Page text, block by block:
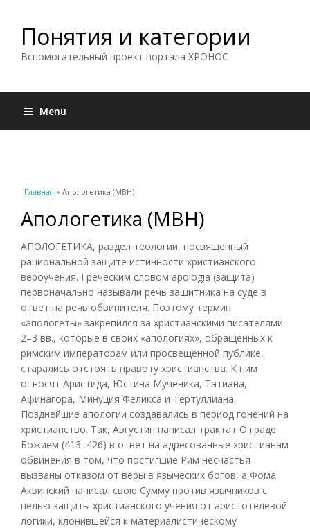
Понятия и категории
Вспомогательный проект портала ХРОНОС
Menu
Вы здесь
Главная » Апологетика (МВН)
Апологетика (МВН)
АПОЛОГЕТИКА, раздел теологии, посвященный
рациональной защите истинности христианского
вероучения. Греческим словом apologia (защита)
первоначально называли речь защитника на суде в
ответ на речь обвинителя. Поэтому термин
«апологеты» закрепился за христианскими писателями
2–3 вв., которые в своих «апологиях», обращенных к
римским императорам или просвещенной публике,
старались отстоять правоту христианства. К ним
относят Аристида, Юстина Мученика, Татиана,
Афинагора, Минуция Феликса и Тертуллиана.
Позднейшие апологии создавались в период гонений на
христианство. Так, Августин написал трактат О граде
Божием (413–426) в ответ на адресованные христианам
обвинения в том, что постигшие Рим несчастья
вызваны отказом от веры в языческих богов, а Фома
Аквинский написал свою Сумму против язычников с
целью защиты христианского учения от аристотелевой
логики, клонившейся к материалистическому